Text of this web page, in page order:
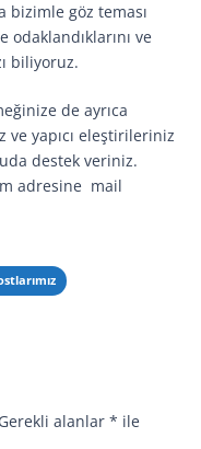
bizimle göz teması
odaklandıklarını ve
biliyoruz.
de ayrıca
ve yapıcı eleştirileriniz
destek veriniz.
adresine mail
Gerekli alanlar * ile